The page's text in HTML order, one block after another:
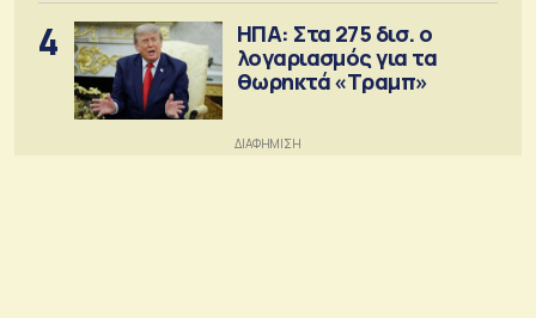
4
ΗΠΑ: Στα 275 δισ. ο
λογαριασμός για τα
θωρηκτά «Τραμπ»